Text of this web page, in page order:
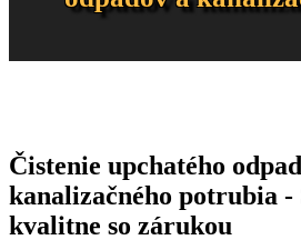
Čistenie upchatého
kanalizačného potrubia -
kvalitne so zárukou